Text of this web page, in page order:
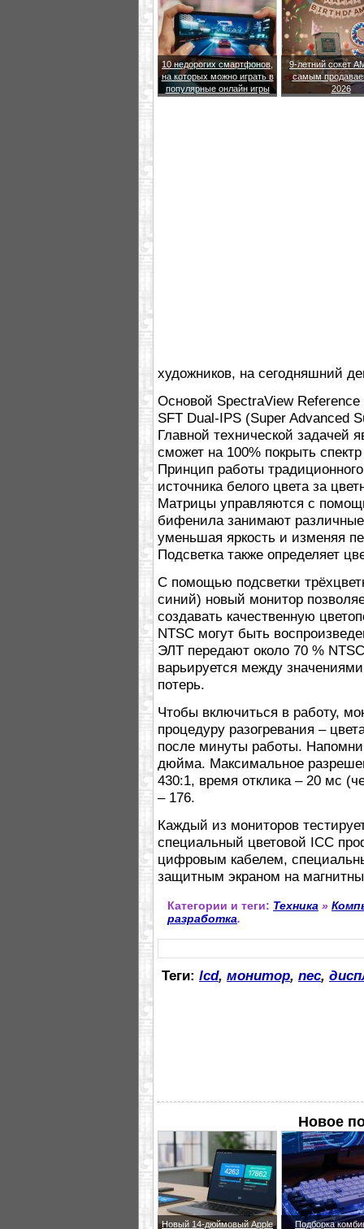
10 недорогих смартфонов,
на которых можно играть в
популярные онлайн игры
9-летний сокет
самым
2026
художников, на сегодняшний
Основой SpectraView
SFT Dual-IPS (Super Advanced
Главной технической задачей
сможет на 100% покрыть
Принцип работы
источника белого цвета за
Матрицы управляются с
бифенила занимают
уменьшая яркость и изменяя
Подсветка также определяет
С помощью подсветки
синий) новый монитор
создавать качественную
NTSC могут быть
ЭЛТ передают около 70 %
варьируется между
потерь.
Чтобы включиться в работу,
процедуру разогревания –
после минуты работы.
дюйма. Максимальное
430:1, время отклика – 20 мс
– 176.
Каждый из мониторов
специальный цветовой ICC
цифровым кабелем,
защитным экраном на
Категории и теги: Техника »
разработка.
Теги: lcd, монитор, nec,
Новое
Новый 14-дюймовый Apple Подборка